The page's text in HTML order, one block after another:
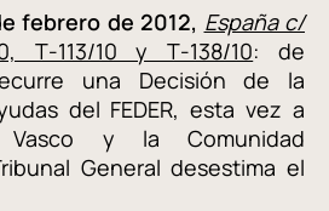
febrero de 2012, España c/
T‑113/10 y T‑138/10: de
una Decisión de la
del FEDER, esta vez a
Vasco y la Comunidad
General desestima el